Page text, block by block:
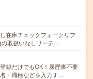
在庫チェックフォークリフ
の取扱いなしリーチ…
録だけでもOK！履歴書不要
・職種などを入力す…